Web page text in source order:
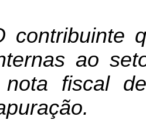
contribuinte
ao
fiscal